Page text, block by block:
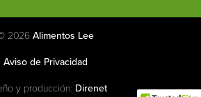
2026 Alimentos Lee
Aviso de Privacidad
y producción: Direnet